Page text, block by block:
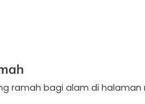
ramah bagi alam di halaman